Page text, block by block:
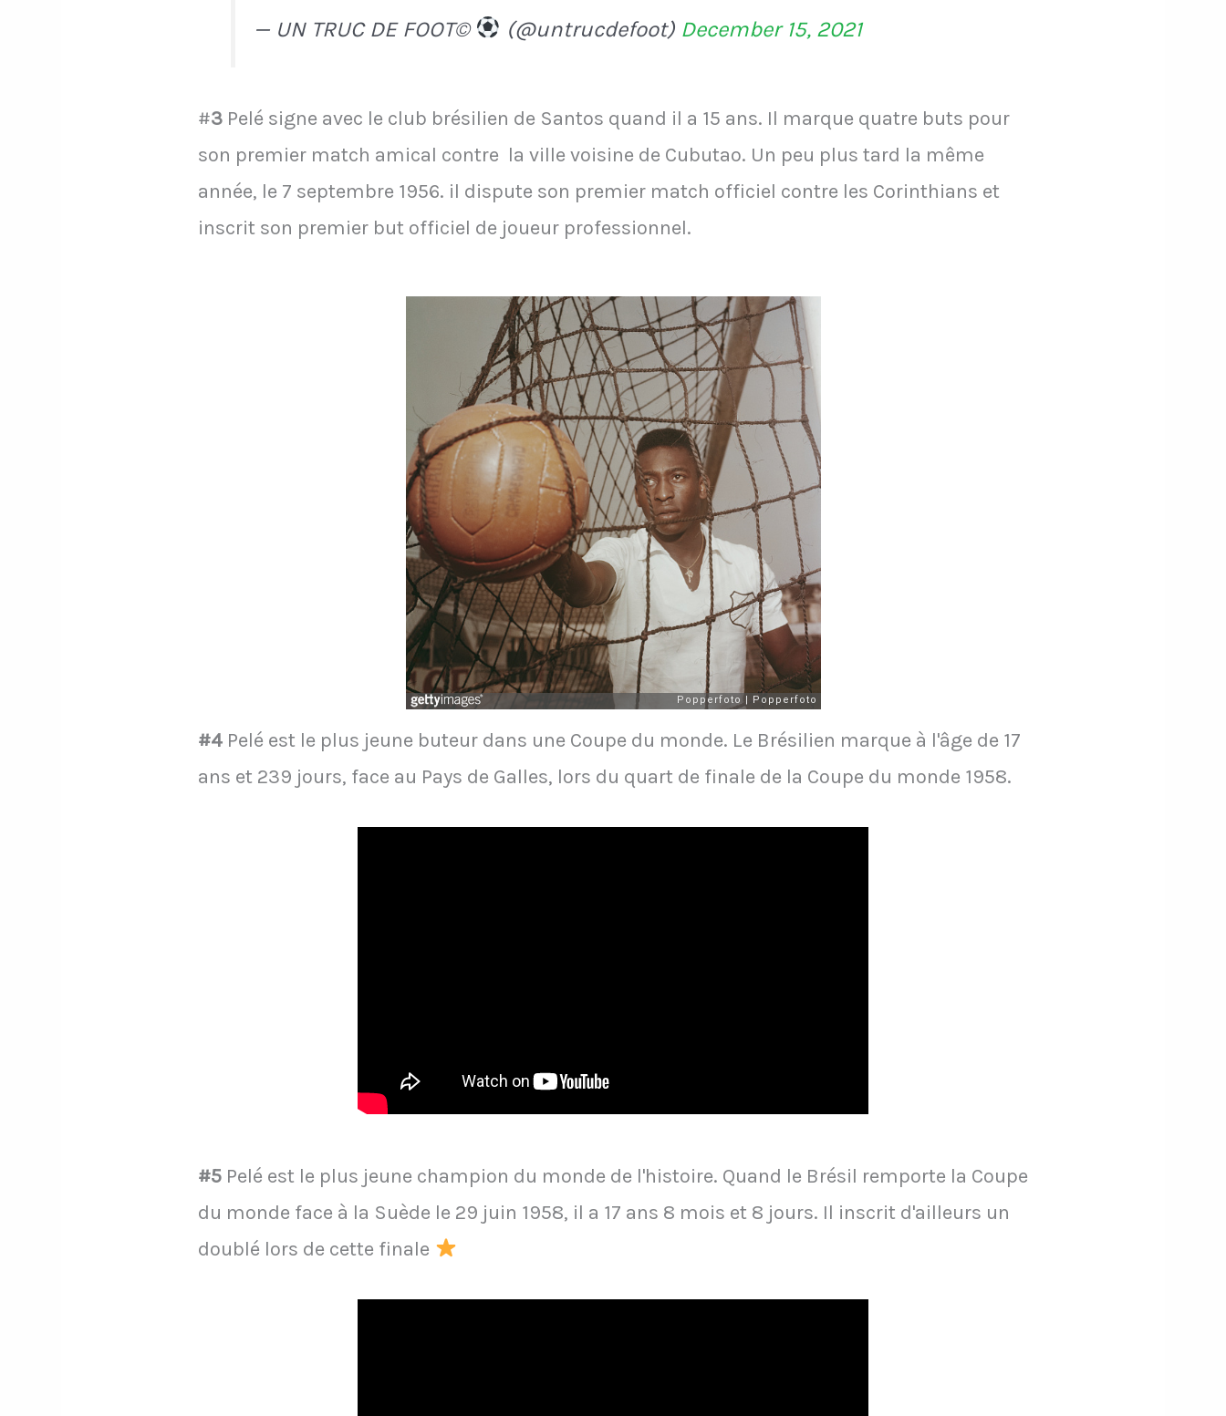
— UN TRUC DE FOOT© (@untrucdefoot) December 15, 2021
#3 Pelé signe avec le club brésilien de Santos quand il a 15 ans. Il marque quatre buts pour
son premier match amical contre la ville voisine de Cubutao. Un peu plus tard la même
année, le 7 septembre 1956. il dispute son premier match officiel contre les Corinthians et
inscrit son premier but officiel de joueur professionnel.
#4 Pelé est le plus jeune buteur dans une Coupe du monde. Le Brésilien marque à l'âge de 17
ans et 239 jours, face au Pays de Galles, lors du quart de finale de la Coupe du monde 1958.
#5 Pelé est le plus jeune champion du monde de l'histoire. Quand le Brésil remporte la Coupe
du monde face à la Suède le 29 juin 1958, il a 17 ans 8 mois et 8 jours. Il inscrit d'ailleurs un
doublé lors de cette finale